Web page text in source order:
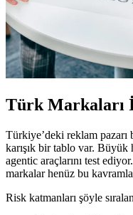
Türk Markaları
Türkiye’deki reklam pazarı
karışık bir tablo var.
agentic araçlarını test
markalar henüz bu
Risk katmanları şöyle